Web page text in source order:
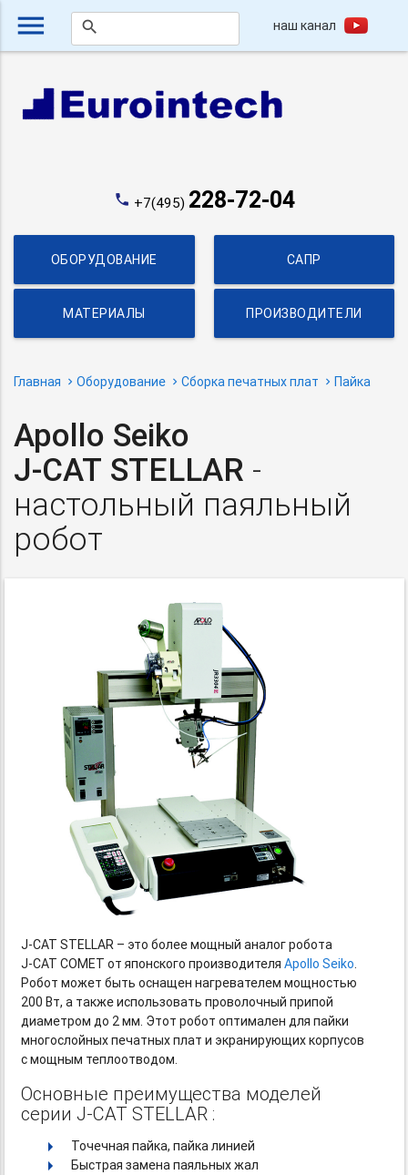
menu search наш канал
phone +7(495) 228-72-04
ОБОРУДОВАНИЕ САПР
МАТЕРИАЛЫ ПРОИЗВОДИТЕЛИ
Главная Оборудование Сборка печатных плат Пайка
Apollo Seiko
J-CAT STELLAR -
настольный паяльный
робот
J-CAT STELLAR – это более мощный аналог робота
J-CAT COMET от японского производителяApollo Seiko.
Робот может быть оснащен нагревателем мощностью
200 Вт, а также использовать проволочный припой
диаметром до 2 мм. Этот робот оптимален для пайки
многослойных печатных плат и экранирующих корпусов
с мощным теплоотводом.
Основные преимущества моделей
серии J-CAT STELLAR :
Точечная пайка, пайка линией
Быстрая замена паяльных жал